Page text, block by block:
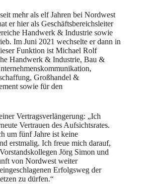
mehr als elf Jahren bei Nordwest
er hier als Geschäftsbereichsleiter
Handwerk & Industrie sowie
Im Juni 2021 wechselte er dann in
Funktion ist Michael Rolf
Handwerk & Industrie, Bau &
Großhandel &
sowie für den
Vertragsverlängerung: „Ich
Vertrauen des Aufsichtsrates.
um fünf Jahre ist keine
erstmalig. Ich freue mich darauf,
Jörg Simon und
von Nordwest weiter
Erfolgsweg der
zu dürfen.“